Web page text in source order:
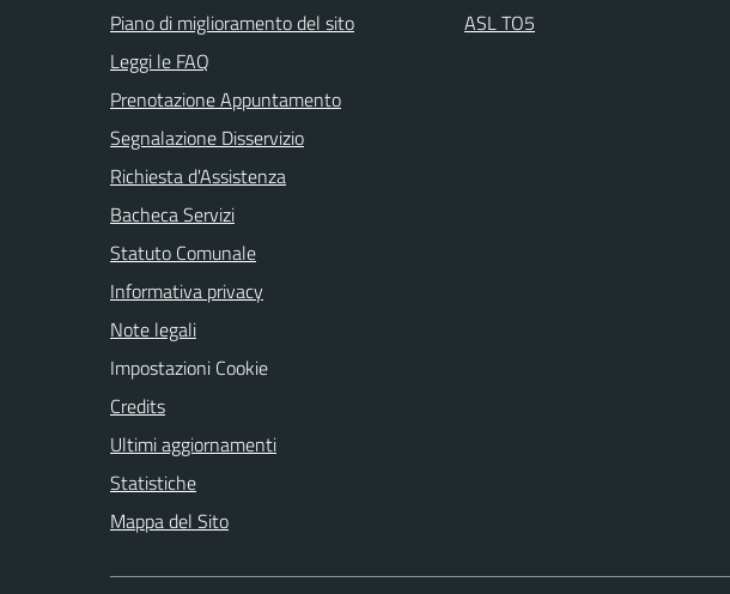
Piano di miglioramento del sito
Leggi le FAQ
Prenotazione Appuntamento
Segnalazione Disservizio
Richiesta d'Assistenza
Bacheca Servizi
Statuto Comunale
Informativa privacy
Note legali
Impostazioni Cookie
Credits
Ultimi aggiornamenti
Statistiche
Mappa del Sito
ASL TO5